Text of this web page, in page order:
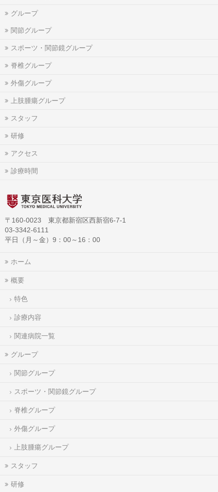
グループ
関節グループ
スポーツ・関節鏡グループ
脊椎グループ
外傷グループ
上肢腫瘍グループ
スタッフ
研修
アクセス
診療時間
〒160-0023 東京都新宿区西新宿6-7-1
03-3342-6111
平日（月～金）9：00～16：00
ホーム
概要
特色
診療内容
関連病院一覧
グループ
関節グループ
スポーツ・関節鏡グループ
脊椎グループ
外傷グループ
上肢腫瘍グループ
スタッフ
研修